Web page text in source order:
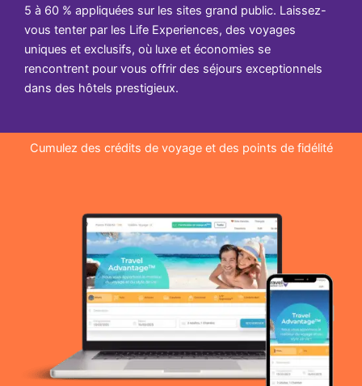
5 à 60 % appliquées sur les sites grand public. Laissez-
vous tenter par les Life Experiences, des voyages
uniques et exclusifs, où luxe et économies se
rencontrent pour vous offrir des séjours exceptionnels
dans des hôtels prestigieux.
Cumulez des crédits de voyage et des points de fidélité